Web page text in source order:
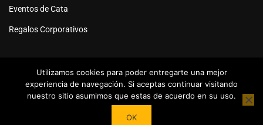
Eventos de Cata
Regalos Corporativos
Powered byTea Institute Latinoamérica ® 2026. Todos Los
Utilizamos cookies para poder entregarte una mejor
experiencia de navegación. Si aceptas continuar visitando
nuestro sitio asumimos que estas de acuerdo en su uso.
OK